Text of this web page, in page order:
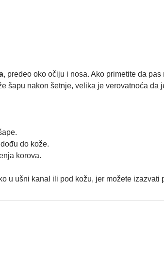
, predeo oko očiju i nosa. Ako primetite da pas
šapu nakon šetnje, velika je verovatnoća da
do kože.
korova.
u ušni kanal ili pod kožu, jer možete izazvati